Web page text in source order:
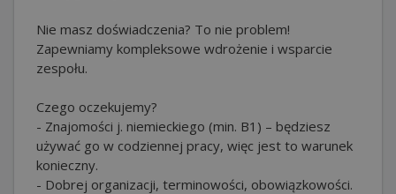
Nie masz doświadczenia? To nie problem!
Zapewniamy kompleksowe wdrożenie i wsparcie
zespołu.
Czego oczekujemy?
- Znajomości j. niemieckiego (min. B1) – będziesz
używać go w codziennej pracy, więc jest to warunek
konieczny.
- Dobrej organizacji, terminowości, obowiązkowości.